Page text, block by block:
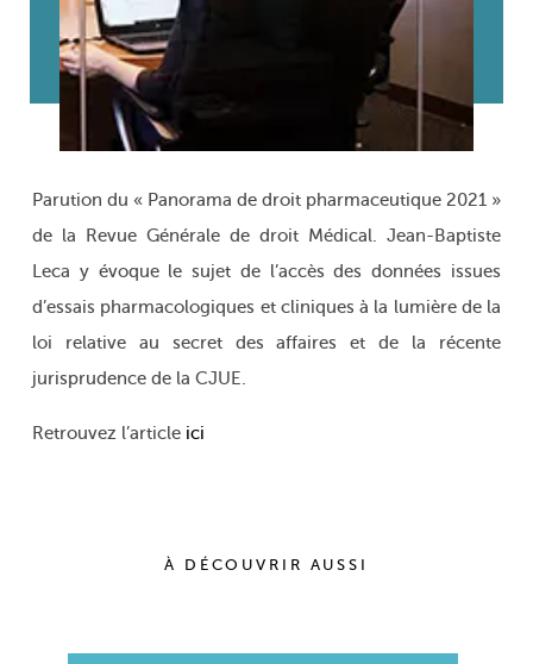
Parution du « Panorama de droit pharmaceutique 2021 »
de la Revue Générale de droit Médical. Jean-Baptiste
Leca y évoque le sujet de l’accès des données issues
d’essais pharmacologiques et cliniques à la lumière de la
loi relative au secret des affaires et de la récente
jurisprudence de la CJUE.
Retrouvez l’article ici
À DÉCOUVRIR AUSSI